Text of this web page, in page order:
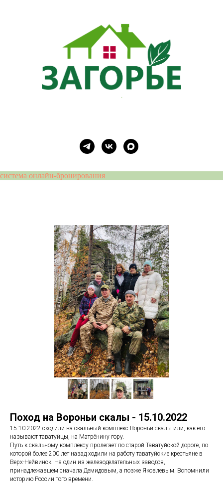
система онлайн-бронирования
Поход на Вороньи скалы - 15.10.2022
15.10.2022 сходили на скальный комплекс Вороньи скалы или, как его
называют таватуйцы, на Матрёнину гору.
Путь к скальному комплексу пролегает по старой Таватуйской дороге, по
которой более 200 лет назад ходили на работу таватуйские крестьяне в
Верх-Нейвинск. На один из железоделательных заводов,
принадлежавшем сначала Демидовым, а позже Яковлевым. Вспомнили
историю России того времени.